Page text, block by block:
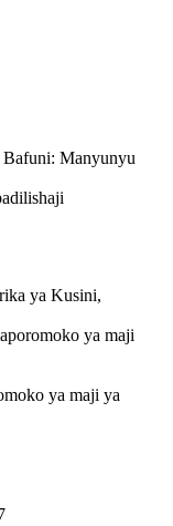
Manyunyu
ya Kusini,
ya maji
ya maji ya